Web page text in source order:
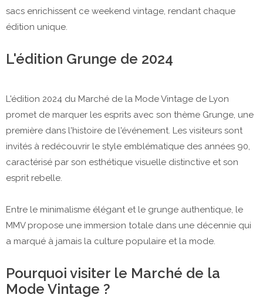
sacs enrichissent ce weekend vintage, rendant chaque
édition unique.
L'édition Grunge de 2024
L'édition 2024 du Marché de la Mode Vintage de Lyon
promet de marquer les esprits avec son thème Grunge, une
première dans l'histoire de l'événement. Les visiteurs sont
invités à redécouvrir le style emblématique des années 90,
caractérisé par son esthétique visuelle distinctive et son
esprit rebelle.
Entre le minimalisme élégant et le grunge authentique, le
MMV propose une immersion totale dans une décennie qui
a marqué à jamais la culture populaire et la mode.
Pourquoi visiter le Marché de la
Mode Vintage ?